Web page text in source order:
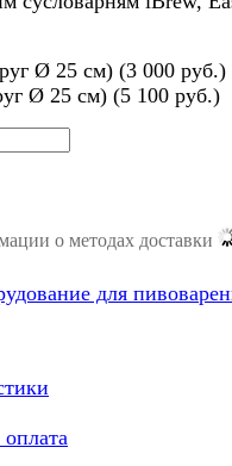
Ø 25 см) (3 000 руб.)
Ø 25 см) (5 100 руб.)
о методах доставки
для